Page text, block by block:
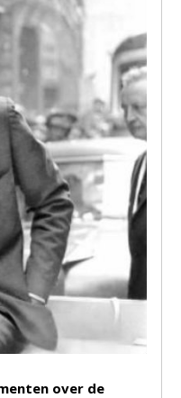
over de